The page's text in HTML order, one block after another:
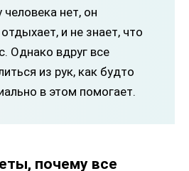
нет, он
и не знает, что
Однако вдруг все
из рук, как будто
в этом помогает.
почему все